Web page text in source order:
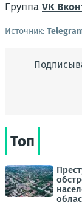
Группа VK
Источник:
Топ